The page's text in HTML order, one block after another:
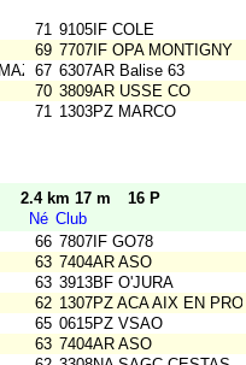
71 9105IF COLE
69 7707IF OPA MONTIGNY
67 6307AR Balise 63
70 3809AR USSE CO
71 1303PZ MARCO
2.4 km 17 m
16 P
Né Club
66 7807IF GO78
63 7404AR ASO
63 3913BF O'JURA
62 1307PZ ACA AIX EN
65 0615PZ VSAO
63 7404AR ASO